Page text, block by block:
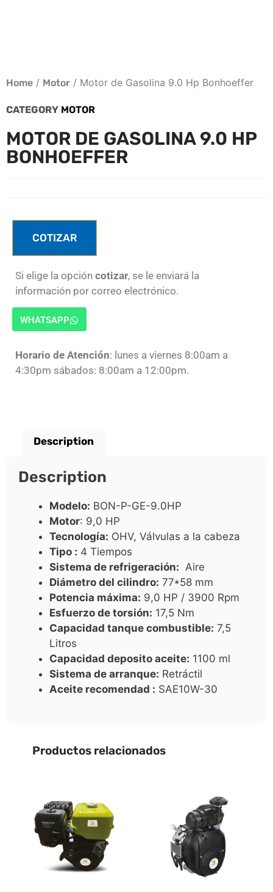
Home / Motor / Motor de Gasolina 9.0 Hp Bonhoeffer
CATEGORY MOTOR
MOTOR DE GASOLINA 9.0 HP
BONHOEFFER
COTIZAR
Si elige la opción cotizar, se le enviará la
información por correo electrónico.
WHATSAPP
Horario de Atención: lunes a viernes 8:00am a
4:30pm sábados: 8:00am a 12:00pm.
Description
Description
Modelo: BON-P-GE-9.0HP
Motor: 9,0 HP
Tecnología: OHV, Válvulas a la cabeza
Tipo : 4 Tiempos
Sistema de refrigeración: Aire
Diámetro del cilindro: 77*58 mm
Potencia máxima: 9,0 HP / 3900 Rpm
Esfuerzo de torsión: 17,5 Nm
Capacidad tanque combustible: 7,5
Litros
Capacidad deposito aceite: 1100 ml
Sistema de arranque: Retráctil
Aceite recomendad : SAE10W-30
Productos relacionados
Unete a la familia, y
mantente informado
Descarga nuestro catálogo de productos y
suscríbete para estar informado.